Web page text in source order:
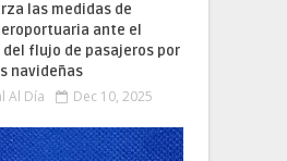
las medidas de
ante el
flujo de pasajeros por
navideñas
Al Día Dec 10, 2025